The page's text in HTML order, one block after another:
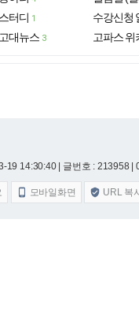
스터디 1
고대뉴스 3
수강신청
고파스 위
19 14:30:40 | 글번호 : 213958 |
 모바일화면  URL 복